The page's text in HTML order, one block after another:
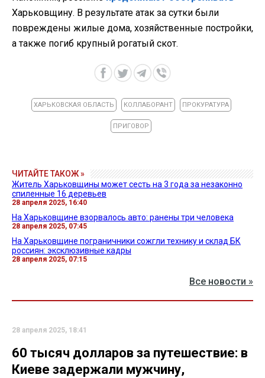
Харьковщину. В результате атак за сутки были
повреждены жилые дома, хозяйственные постройки,
а также погиб крупный рогатый скот.
ХАРЬКОВСКАЯ ОБЛАСТЬ КОЛЛАБОРАНТ ПРОКУРАТУРА
ПРИГОВОР
ЧИТАЙТЕ ТАКОЖ »
Житель Харьковщины может сесть на 3 года за незаконно
спиленные 16 деревьев
28 апреля 2025, 16:40
На Харьковщине взорвалось авто: ранены три человека
28 апреля 2025, 07:45
На Харьковщине пограничники сожгли технику и склад БК
россиян: эксклюзивные кадры
28 апреля 2025, 07:15
Все новости »
28 апреля 2025, 18:41
60 тысяч долларов за путешествие: в
Киеве задержали мужчину,